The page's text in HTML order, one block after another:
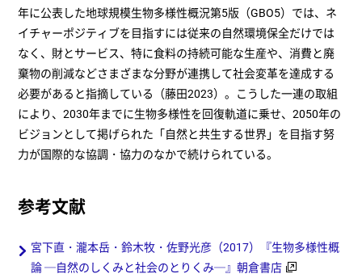
年に公表した地球規模生物多様性概況第5版（GBO5）では、ネ
イチャーポジティブを目指すには従来の自然環境保全だけでは
なく、財とサービス、特に食料の持続可能な生産や、消費と廃
棄物の削減などさまざまな分野が連携して社会変革を達成する
必要があると指摘している（藤田2023）。こうした一連の取組
により、2030年までに生物多様性を回復軌道に乗せ、2050年の
ビジョンとして掲げられた「自然と共生する世界」を目指す努
力が国際的な協調・協力のなかで続けられている。
参考文献
宮下直・瀧本岳・鈴木牧・佐野光彦（2017）『生物多様性概
論 ─自然のしくみと社会のとりくみ─』朝倉書店